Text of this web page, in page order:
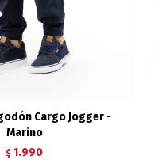
Cargo Jogger -
Marino
$ 1.990